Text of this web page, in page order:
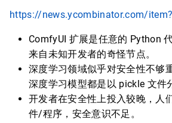
https://news.ycombinator.com/
ComfyUI 扩展是任意的 Python
来自未知开发者的奇怪节点。
深度学习领域似乎对安全性不够
深度学习模型都是以 pickle 文件
开发者在安全性上投入较晚，人
件/程序，安全意识不足。